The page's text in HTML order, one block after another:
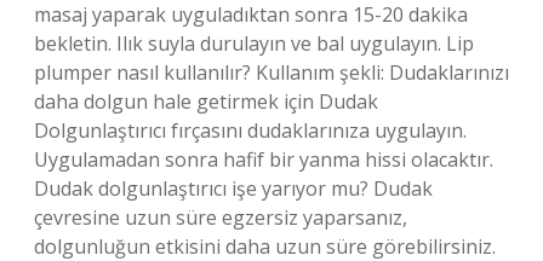
masaj yaparak uyguladıktan sonra 15-20 dakika
bekletin. Ilık suyla durulayın ve bal uygulayın. Lip
plumper nasıl kullanılır? Kullanım şekli: Dudaklarınızı
daha dolgun hale getirmek için Dudak
Dolgunlaştırıcı fırçasını dudaklarınıza uygulayın.
Uygulamadan sonra hafif bir yanma hissi olacaktır.
Dudak dolgunlaştırıcı işe yarıyor mu? Dudak
çevresine uzun süre egzersiz yaparsanız,
dolgunluğun etkisini daha uzun süre görebilirsiniz.